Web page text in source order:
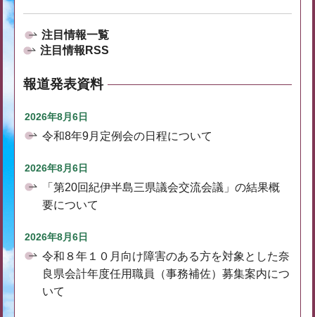
注目情報一覧
注目情報RSS
報道発表資料
2026年8月6日
令和8年9月定例会の日程について
2026年8月6日
「第20回紀伊半島三県議会交流会議」の結果概
要について
2026年8月6日
令和８年１０月向け障害のある方を対象とした奈
良県会計年度任用職員（事務補佐）募集案内につ
いて